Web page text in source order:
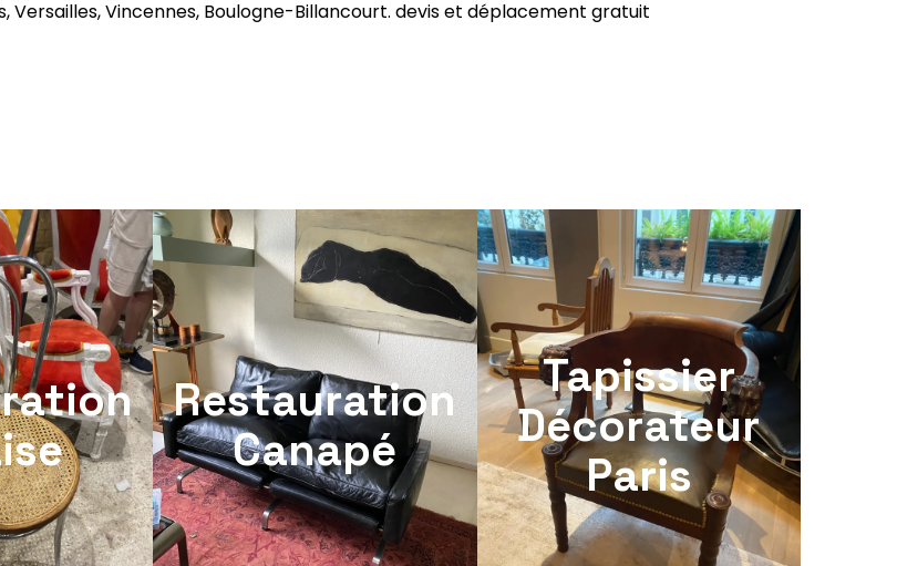
Versailles, Vincennes, Boulogne-Billancourt. devis et déplacement gratuit
Restauration
Canapé
Tapissier
Décorateur
Paris